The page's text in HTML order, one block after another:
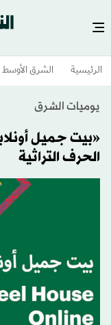
الرئيسية الشرق الأوسط​
يوميات الشرق
«بيت جميل
الحرف التراثية